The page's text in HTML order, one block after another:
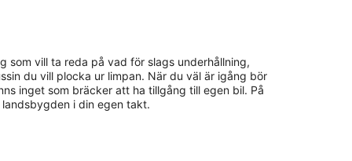
vill ta reda på vad för slags underhållning,
du vill plocka ur limpan. När du väl är igång bör
inget som bräcker att ha tillgång till egen bil. På
i din egen takt.